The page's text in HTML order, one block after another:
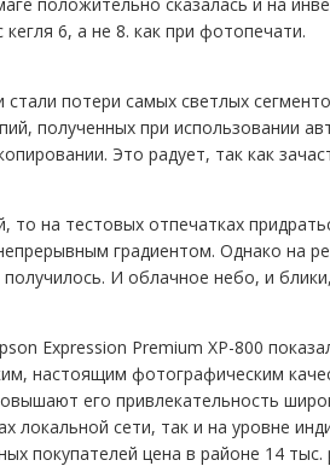
6, а не 8. как при фотопечати.
потери самых светлых
полученных при использовании
Это радует, так как
то на тестовых отпечатках
градиентом. Однако на
И облачное небо, и
Expression Premium XP-800
настоящим фотографическим
его привлекательность
локальной сети, так и на уровне
покупателей цена в районе 14